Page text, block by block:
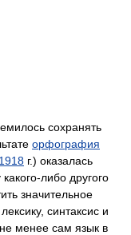
сохранять
орфография
г.) оказалась
либо другого
значительное
синтаксис и
менее сам язык в